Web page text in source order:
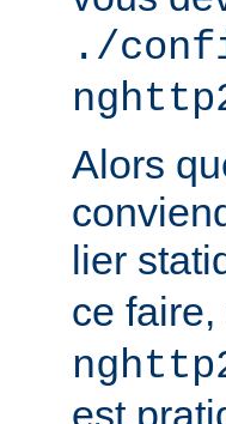
./
Alors
lier
ce